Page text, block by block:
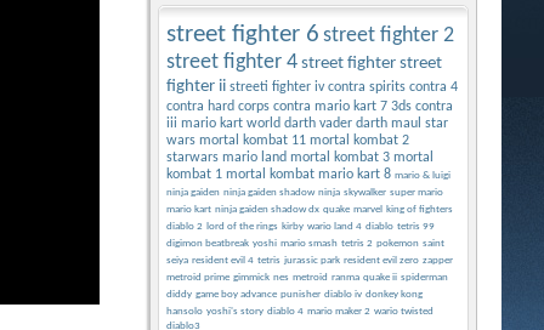
street fighter 6 street fighter 2
street fighter 4 street fighter street
fighter ii streeti fighter iv contra spirits contra 4
contra hard corps contra mario kart 7 3ds contra
iii mario kart world darth vader darth maul star
wars mortal kombat 11 mortal kombat 2
starwars mario land mortal kombat 3 mortal
kombat 1 mortal kombat mario kart 8 mario & luigi
ninja gaiden ninja gaiden shadow ninja skywalker super mario
mario kart ninja gaiden shadow dx quake marvel
king of fighters
diablo 2
lord of the rings kirby wario land 4 diablo tetris 99
digimon beatbreak yoshi mario smash tetris 2 pokemon saint
seiya resident evil 4 tetris jurassic park resident evil zero zapper
metroid prime gimmick nes metroid ranma quake ii spiderman
diddy game boy advance punisher diablo iv donkey kong
hansolo yoshi's story diablo 4 mario maker 2 wario twisted
diablo3